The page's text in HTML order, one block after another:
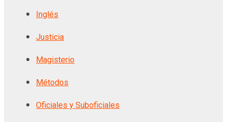
Inglés
Justicia
Magisterio
Métodos
Oficiales y Suboficiales